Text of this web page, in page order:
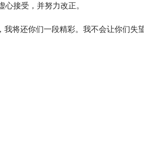
接受，并努力改正。
我将还你们一段精彩。我不会让你们失